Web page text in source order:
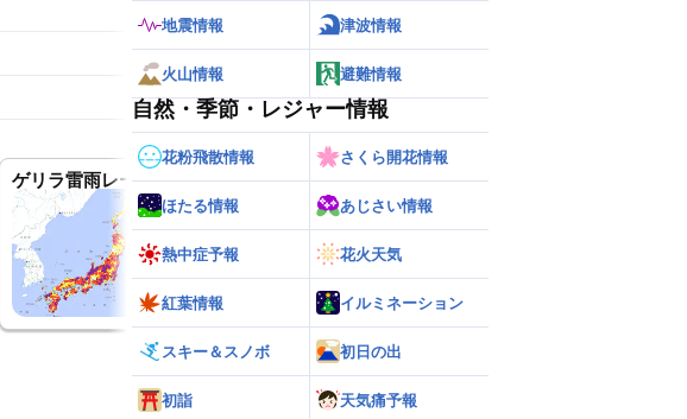
ゲリラ雷雨レーダー 世界の雨雲レーダー
地震情報 津波情報
火山情報 避難情報
自然・季節・レジャー情報
花粉飛散情報 さくら開花情報
ほたる情報 あじさい情報
熱中症予報 花火天気
紅葉情報 イルミネーション
スキー＆スノボ 初日の出
初詣 天気痛予報